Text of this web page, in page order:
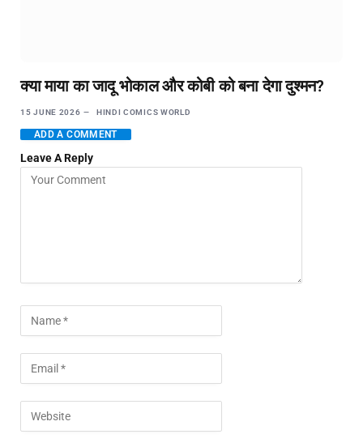
क्या माया का जादू भोकाल और कोबी को बना देगा दुश्मन?
15 JUNE 2026 HINDI COMICS WORLD
ADD A COMMENT
Leave A Reply